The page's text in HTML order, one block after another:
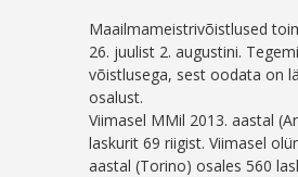
Maailmameistrivõistlused
26. juulist 2. augustini.
võistlusega, sest oodata on
osalust.
Viimasel MMil 2013. aastal
laskurit 69 riigist. Viimasel
aastal (Torino) osales 560